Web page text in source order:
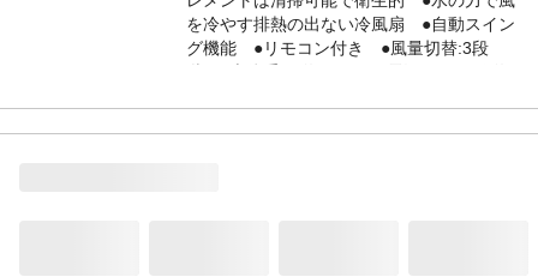
を冷やす排熱の出ない冷風扇 ●自動スイン
グ機能 ●リモコン付き ●風量切替:3段